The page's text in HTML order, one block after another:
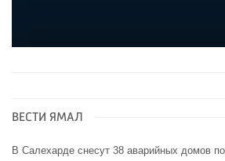
ВЕСТИ ЯМАЛ
В Салехарде снесут 38 аварийных домов